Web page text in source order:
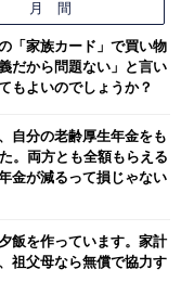
月 間
「家族カード」で買い物
だから問題ない」と言い
もよいのでしょうか？
自分の老齢厚生年金をも
。両方とも全額もらえる
金が減るって損じゃない
飯を作っています。家計
祖父母なら無償で協力す